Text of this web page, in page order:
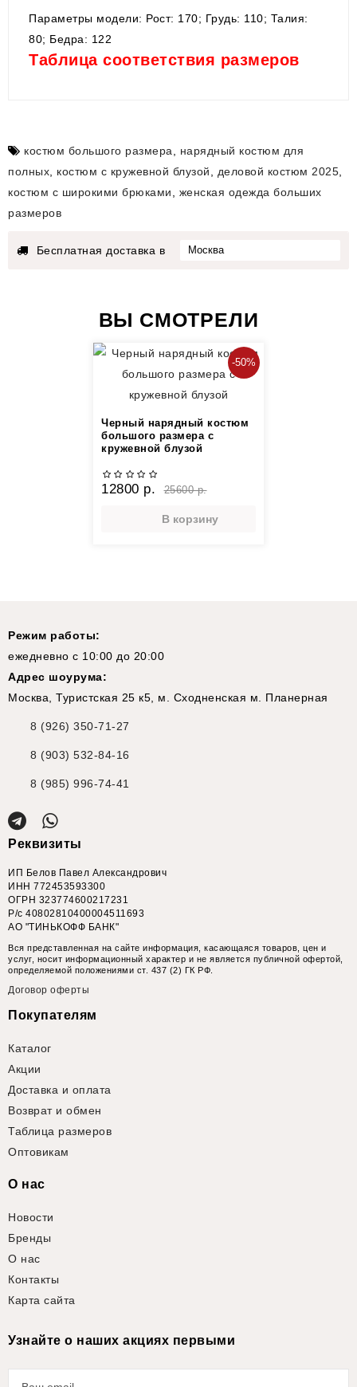
Параметры модели: Рост: 170; Грудь: 110; Талия:
80; Бедра: 122
Таблица соответствия размеров
костюм большого размера, нарядный костюм для
полных, костюм с кружевной блузой, деловой костюм 2025,
костюм с широкими брюками, женская одежда больших
размеров
Бесплатная доставка в
ВЫ СМОТРЕЛИ
-50%
Черный нарядный костюм
большого размера с
кружевной блузой
12800 р. 25600 р.
В корзину
Реквизиты
ИП Белов Павел Александрович
ИНН 772453593300
ОГРН 323774600217231
Р/с 40802810400004511693
АО "ТИНЬКОФФ БАНК"
Вся представленная на сайте информация, касающаяся товаров, цен и
услуг, носит информационный характер и не является публичной офертой,
определяемой положениями ст. 437 (2) ГК РФ.
Договор оферты
Режим работы:
ежедневно с 10:00 до 20:00
Адрес шоурума:
Москва, Туристская 25 к5, м. Сходненская м. Планерная
8 (926) 350-71-27
8 (903) 532-84-16
8 (985) 996-74-41
Покупателям
Каталог
Акции
Доставка и оплата
Возврат и обмен
Таблица размеров
Оптовикам
О нас
Новости
Бренды
О нас
Контакты
Карта сайта
Узнайте о наших акциях первыми